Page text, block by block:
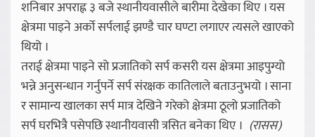
शनिबार अपराह्न ३ बजे स्थानीयवासीले बारीमा देखेका थिए । यस
क्षेत्रमा पाइने अर्को सर्पलाई झण्डै चार घण्टा लगाएर त्यसले खाएको
थियो ।
तराई क्षेत्रमा पाइने सो प्रजातिको सर्प कसरी यस क्षेत्रमा आइपुग्यो
भन्ने अनुसन्धान गर्नुपर्ने सर्प संरक्षक कातिलाले बताउनुभयो । साना
र सामान्य खालका सर्प मात्र देखिने गरेको क्षेत्रमा ठूलो प्रजातिको
सर्प घरभित्रै पसेपछि स्थानीयवासी त्रसित बनेका थिए । (रासस)